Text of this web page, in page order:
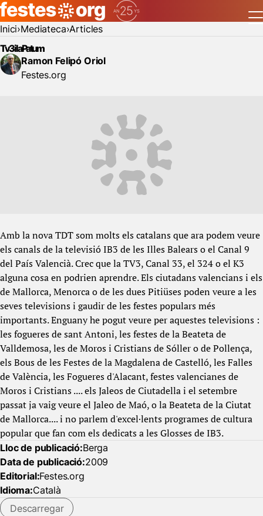
Inici Mediateca Articles
Tv3 i la Patum
Ramon Felipó Oriol
Festes.org
Amb la nova TDT som molts els catalans que ara podem veure
els canals de la televisió IB3 de les Illes Balears o el Canal 9
del País Valencià. Crec que la TV3, Canal 33, el 324 o el K3
alguna cosa en podrien aprendre. Els ciutadans valencians i els
de Mallorca, Menorca o de les dues Pitiüses poden veure a les
seves televisions i gaudir de les festes populars més
importants. Enguany he pogut veure per aquestes televisions :
les fogueres de sant Antoni, les festes de la Beateta de
Valldemosa, les de Moros i Cristians de Sóller o de Pollença,
els Bous de les Festes de la Magdalena de Castelló, les Falles
de València, les Fogueres d'Alacant, festes valencianes de
Moros i Cristians .... els Jaleos de Ciutadella i el setembre
passat ja vaig veure el Jaleo de Maó, o la Beateta de la Ciutat
de Mallorca.... i no parlem d'excel·lents programes de cultura
popular que fan com els dedicats a les Glosses de IB3.
Lloc de publicació:Berga
Data de publicació:2009
Editorial:Festes.org
Idioma:Català
Descarregar